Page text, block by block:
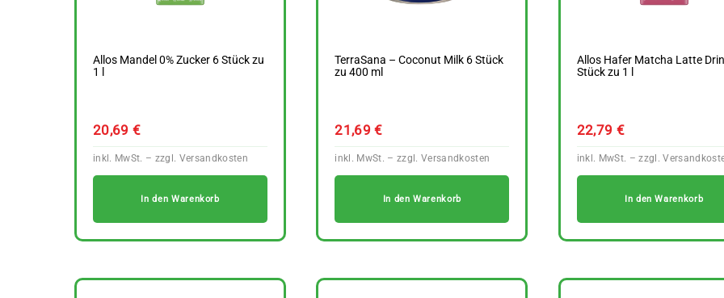
Allos Mandel 0% Zucker 6 Stück zu
1 l
20,69€
In den Warenkorb
TerraSana – Coconut Milk 6 Stück
zu 400 ml
21,69€
In den Warenkorb
Allos Hafer Matcha Latte
Stück zu 1 l
22,79 €
In den Warenkorb